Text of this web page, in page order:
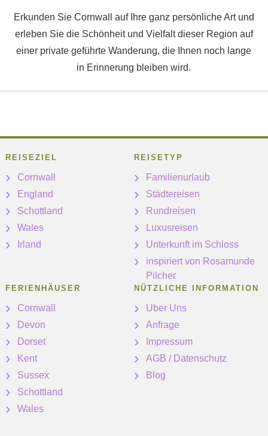
Erkunden Sie Cornwall auf Ihre ganz persönliche Art und
erleben Sie die Schönheit und Vielfalt dieser Region auf
einer private geführte Wanderung, die Ihnen noch lange
in Erinnerung bleiben wird.
REISEZIEL
Cornwall
England
Schottland
Wales
Irland
REISETYP
Familienurlaub
Städtereisen
Rundreisen
Luxusreisen
Unterkunft im Schloss
inspiriert von Rosamunde
Pilcher
FERIENHÄUSER
Cornwall
Devon
Dorset
Kent
Sussex
Schottland
Wales
NÜTZLICHE INFORMATION
Uber Uns
Anfrage
Impressum
AGB / Datenschutz
Blog